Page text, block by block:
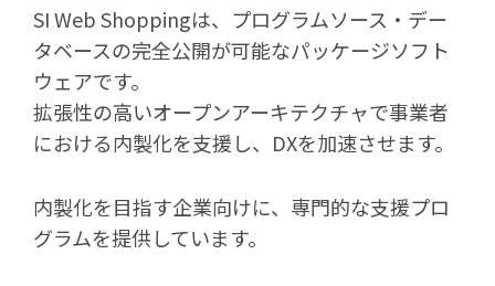
SI Web Shoppingは、プログラムソース・デー
タベースの完全公開が可能なパッケージソフト
ウェアです。
拡張性の高いオープンアーキテクチャで事業者
における内製化を支援し、DXを加速させます。
内製化を目指す企業向けに、専門的な支援プロ
グラムを提供しています。